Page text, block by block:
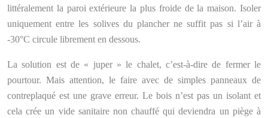
littéralement la paroi extérieure la plus froide de la maison. Isoler
uniquement entre les solives du plancher ne suffit pas si l’air à
-30°C circule librement en dessous.
La solution est de « juper » le chalet, c’est-à-dire de fermer le
pourtour. Mais attention, le faire avec de simples panneaux de
contreplaqué est une grave erreur. Le bois n’est pas un isolant et
cela crée un vide sanitaire non chauffé qui deviendra un piège à